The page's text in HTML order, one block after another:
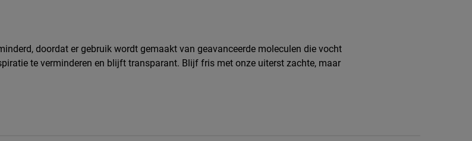
doordat er gebruik wordt gemaakt van geavanceerde moleculen die vocht
te verminderen en blijft transparant. Blijf fris met onze uiterst zachte, maar